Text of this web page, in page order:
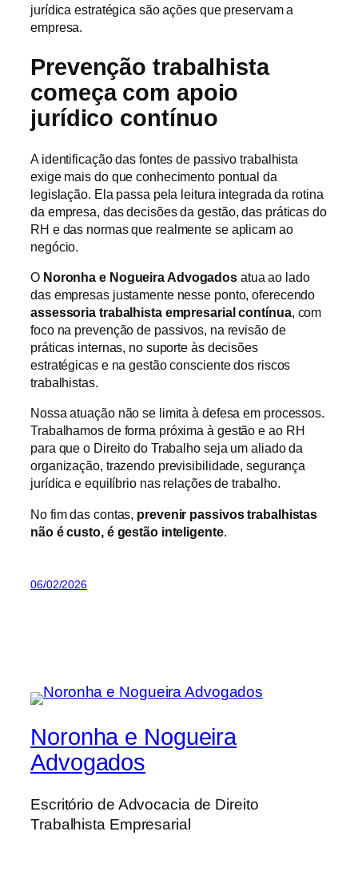
jurídica estratégica são ações que preservam a
empresa.
Prevenção trabalhista
começa com apoio
jurídico contínuo
A identificação das fontes de passivo trabalhista
exige mais do que conhecimento pontual da
legislação. Ela passa pela leitura integrada da rotina
da empresa, das decisões da gestão, das práticas do
RH e das normas que realmente se aplicam ao
negócio.
O Noronha e Nogueira Advogados atua ao lado
das empresas justamente nesse ponto, oferecendo
assessoria trabalhista empresarial contínua, com
foco na prevenção de passivos, na revisão de
práticas internas, no suporte às decisões
estratégicas e na gestão consciente dos riscos
trabalhistas.
Nossa atuação não se limita à defesa em processos.
Trabalhamos de forma próxima à gestão e ao RH
para que o Direito do Trabalho seja um aliado da
organização, trazendo previsibilidade, segurança
jurídica e equilíbrio nas relações de trabalho.
No fim das contas, prevenir passivos trabalhistas
não é custo, é gestão inteligente.
06/02/2026
Noronha e Nogueira
Advogados
Escritório de Advocacia de Direito
Trabalhista Empresarial